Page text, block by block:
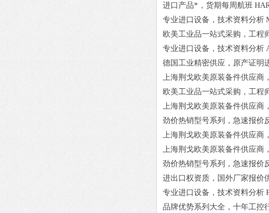
进口产品*，货期每周航班
专业进口设备，技术资料分析
欧美工业品一站式采购，工程
专业进口设备，技术资料分析
德国工业精密供应，原产证明
上海荆戈欧美原装备件供应商
欧美工业品一站式采购，工程
上海荆戈欧美原装备件供应商
劲价热销型号系列，急速报价
上海荆戈欧美原装备件供应商
上海荆戈欧美原装备件供应商
劲价热销型号系列，急速报价
进出口权资质，国外厂家报价
专业进口设备，技术资料分析
品牌优势系列大全，十年工控